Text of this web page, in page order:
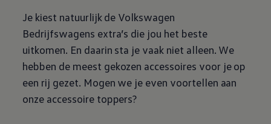
Je kiest natuurlijk de Volkswagen
Bedrijfswagens extra’s die jou het beste
uitkomen. En daarin sta je vaak niet alleen. We
hebben de meest gekozen accessoires voor je op
een rij gezet. Mogen we je even voortellen aan
onze accessoire toppers?